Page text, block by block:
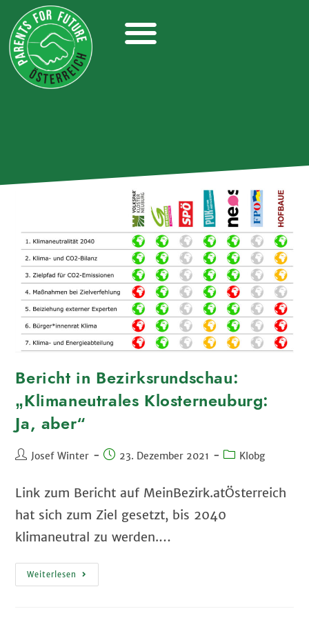
Bericht in Bezirksrundschau:
„Klimaneutrales Klosterneuburg:
Ja, aber“
Josef Winter 23. Dezember 2021 Klobg
Link zum Bericht auf MeinBezirk.atÖsterreich
hat sich zum Ziel gesetzt, bis 2040
klimaneutral zu werden.…
Weiterlesen